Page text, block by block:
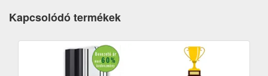
Kapcsolódó termékek